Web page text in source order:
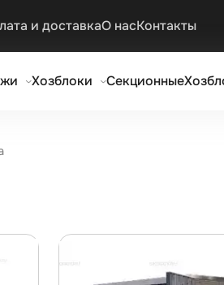
и доставкаО насКонтакты
Хозблоки Секционные